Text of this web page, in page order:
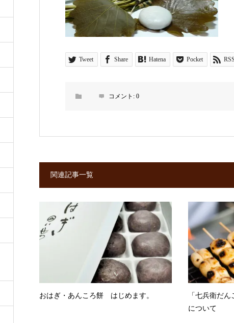
Tweet Share Hatena Pocket RSS
コメント: 0
関連記事一覧
おはぎ・あんころ餅 はじめます。
「七兵衛だ
について